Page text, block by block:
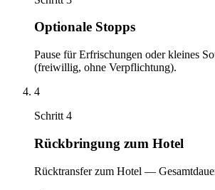
Optionale Stopps
Pause für Erfrischungen oder kleines
(freiwillig, ohne Verpflichtung).
4
Schritt 4
Rückbringung zum Hotel
Rücktransfer zum Hotel —